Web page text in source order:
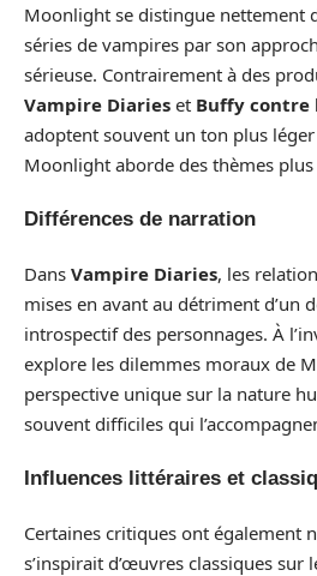
Moonlight se distingue nettement
séries de vampires par son
sérieuse. Contrairement à des
Vampire Diaries et Buffy contre
adoptent souvent un ton plus
Moonlight aborde des thèmes
Différences de narration
Dans Vampire Diaries, les
mises en avant au détriment d’un
introspectif des personnages. À
explore les dilemmes moraux de
perspective unique sur la nature
souvent difficiles qui
Influences littéraires et
Certaines critiques ont également
s’inspirait d’œuvres classiques sur